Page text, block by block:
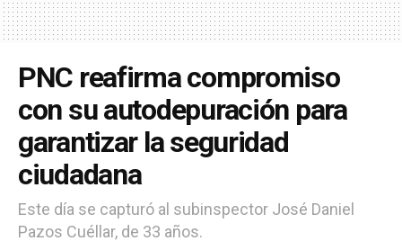
PNC reafirma compromiso
con su autodepuración para
garantizar la seguridad
ciudadana
Este día se capturó al subinspector José Daniel
Pazos Cuéllar, de 33 años.